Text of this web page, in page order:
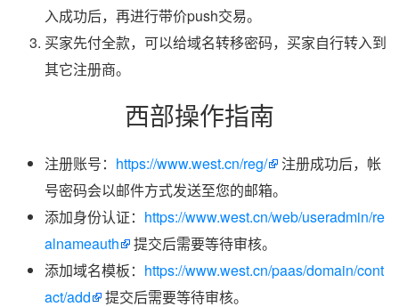
入成功后，再进行带价push交易。
买家先付全款，可以给域名转移密码，买家自行转入到
其它注册商。
西部操作指南
注册账号： https://www.west.cn/reg/
注册成功后，帐
号密码会以邮件方式发送至您的邮箱。
添加身份认证： https://www.west.cn/web/useradmin/re
alnameauth
提交后需要等待审核。
添加域名模板： https://www.west.cn/paas/domain/cont
act/add
提交后需要等待审核。